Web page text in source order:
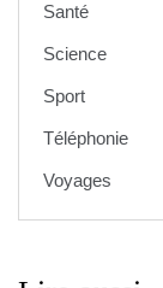
Santé
Science
Sport
Téléphonie
Voyages